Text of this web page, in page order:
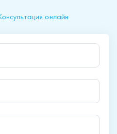
онлайн
согласие с
данных